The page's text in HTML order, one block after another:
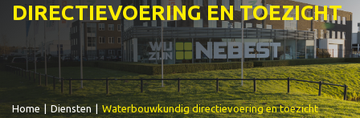
DIRECTIEVOERING EN TOEZICHT
Home Diensten | Waterbouwkundig directievoering en toezicht